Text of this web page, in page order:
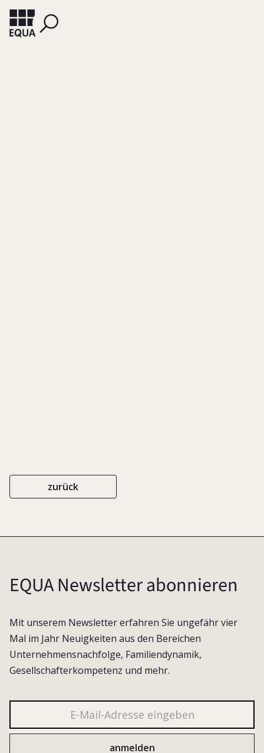
zurück
EQUA Newsletter abonnieren
Mit unserem Newsletter erfahren Sie ungefähr vier
Mal im Jahr Neuigkeiten aus den Bereichen
Unternehmensnachfolge, Familiendynamik,
Gesellschafterkompetenz und mehr.